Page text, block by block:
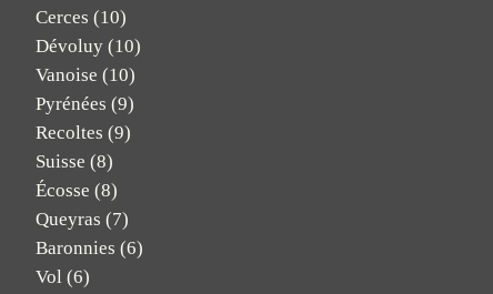
Cerces (10)
Dévoluy (10)
Vanoise (10)
Pyrénées (9)
Recoltes (9)
Suisse (8)
Écosse (8)
Queyras (7)
Baronnies (6)
Vol (6)